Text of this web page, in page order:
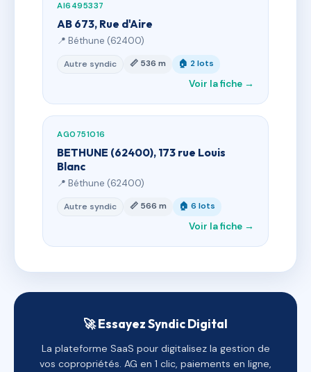
AI6495337
AB 673, Rue d'Aire
📍 Béthune (62400)
Autre syndic 📏 536 m 🏠 2 lots
Voir la fiche →
AG0751016
BETHUNE (62400), 173 rue Louis
Blanc
📍 Béthune (62400)
Autre syndic 📏 566 m 🏠 6 lots
Voir la fiche →
🚀 Essayez Syndic Digital
La plateforme SaaS pour digitalisez la gestion de
vos copropriétés. AG en 1 clic, paiements en ligne,